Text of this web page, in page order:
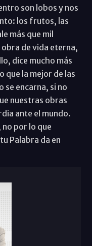
son lobos y nos
los frutos, las
más que mil
de vida eterna,
dice mucho más
que la mejor de las
se encarna, si no
nuestras obras
ante el mundo.
no por lo que
Palabra da en